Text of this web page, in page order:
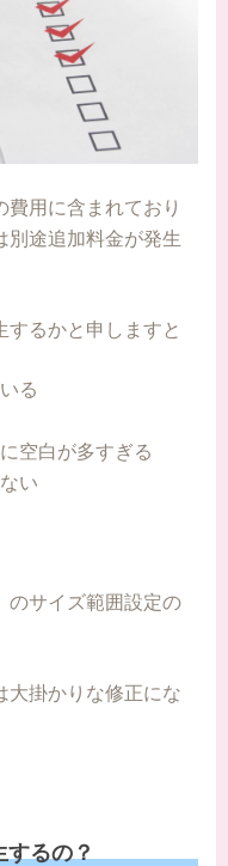
用に含まれており
別途追加料金が発生
するかと申しますと
る
空白が多すぎる
い
のサイズ範囲設定の
大掛かりな修正にな
るの？